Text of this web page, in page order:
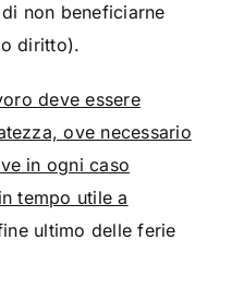
non beneficiarne
diritto).
deve essere
ove necessario
in ogni caso
tempo utile a
ultimo delle ferie